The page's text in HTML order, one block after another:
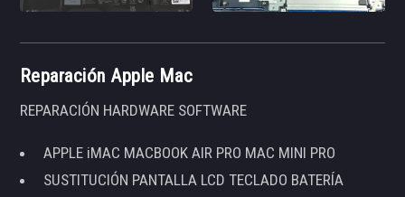
Reparación Apple Mac
REPARACIÓN HARDWARE SOFTWARE
APPLE iMAC MACBOOK AIR PRO MAC MINI PRO
SUSTITUCIÓN PANTALLA LCD TECLADO BATERÍA